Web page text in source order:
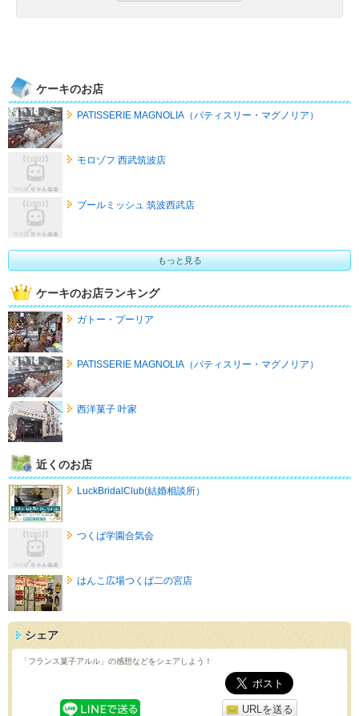
ケーキのお店
PATISSERIE MAGNOLIA（パティスリー・マグノリア）
モロゾフ 西武筑波店
ブールミッシュ 筑波西武店
もっと見る
ケーキのお店ランキング
ガトー・プーリア
PATISSERIE MAGNOLIA（パティスリー・マグノリア）
西洋菓子 叶家
近くのお店
LuckBridalClub(結婚相談所）
つくば学園合気会
はんこ広場つくば二の宮店
シェア
「フランス菓子アルル」の感想などをシェアしよう！
URLを送る